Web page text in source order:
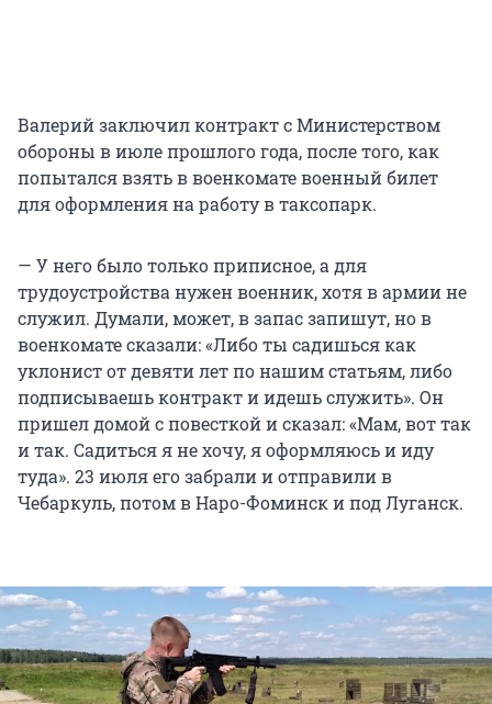
Валерий заключил контракт с Министерством
обороны в июле прошлого года, после того, как
попытался взять в военкомате военный билет
для оформления на работу в таксопарк.
— У него было только приписное, а для
трудоустройства нужен военник, хотя в армии не
служил. Думали, может, в запас запишут, но в
военкомате сказали: «Либо ты садишься как
уклонист от девяти лет по нашим статьям, либо
подписываешь контракт и идешь служить». Он
пришел домой с повесткой и сказал: «Мам, вот так
и так. Садиться я не хочу, я оформляюсь и иду
туда». 23 июля его забрали и отправили в
Чебаркуль, потом в Наро-Фоминск и под Луганск.